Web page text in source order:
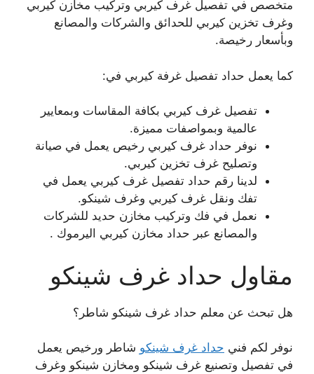
متخصص في تفصيل غرف كيربي وتركيب مخازن كيربي
وغرف تخزين كيربي للحدائق والشركات والمصانع
وبأسعار رخيصة.
كما يعمل حداد تفصيل غرفة كيربي في:
تفصيل غرف كيربي بكافة المقاسات وبمعايير
عالمية وبمواصفات مميزة.
نوفر حداد غرف كيربي رخيص يعمل في صيانة
وتصليح غرف تخزين كيربي.
لدينا رقم حداد تفصيل غرف كيربي يعمل في
تفك ونقل غرف كيربي وغرف شينكو.
نعمل في فك وتركيب مخازن حديد للشركات
والمصانع عبر حداد مخازن كيربي اليرموك .
مقاول حداد غرف شينكو
هل تبحث عن معلم حداد غرف شينكو شاطر؟
نوفر لكم فني حداد غرف شينكو شاطر ورخيص يعمل
في تفصيل وتصنيع غرف شينكو ومخازن شينكو وغرف